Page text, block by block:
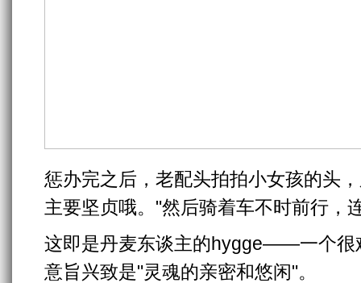
惩办完之后，老配头拍拍小女孩的头
主要坚贞哦。"然后骑着车不时前行，
这即是丹麦东谈主的hygge——一个很
意旨兴致是"灵魂的亲密和悠闲"。